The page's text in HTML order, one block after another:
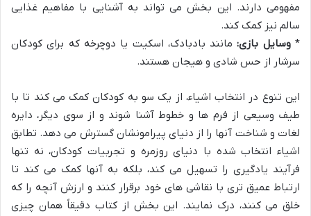
مفهومی دارند. این بخش می تواند به آشنایی با مفاهیم غذایی
سالم نیز کمک کند.
*وسایل بازی:مانند بادبادک، اسکیت یا دوچرخه که برای کودکان
سرشار از حس شادی و هیجان هستند.
این تنوع در انتخاب اشیاء، از یک سو به کودکان کمک می کند تا با
طیف وسیعی از فرم ها و خطوط آشنا شوند و از سوی دیگر، دایره
لغات و شناخت آنها را از دنیای پیرامونشان گسترش می دهد. تطابق
اشیاء انتخاب شده با دنیای روزمره و تجربیات کودکان، نه تنها
فرآیند یادگیری را تسهیل می کند، بلکه به آنها کمک می کند تا
ارتباط عمیق تری با نقاشی های خود برقرار کنند و ارزش آنچه را که
خلق می کنند، درک نمایند. این بخش از کتاب دقیقاً همان چیزی